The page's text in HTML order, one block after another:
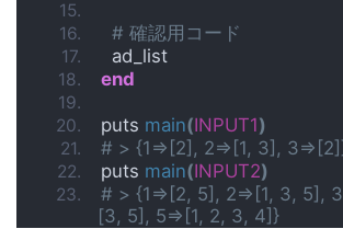
# 確認用コード
  ad_list
end
puts main(INPUT1)
# > {1=>[2], 2=>[1, 3],
puts main(INPUT2)
# > {1=>[2, 5], 2=>[1, 3, 5],
[3, 5], 5=>[1, 2, 3, 4]}